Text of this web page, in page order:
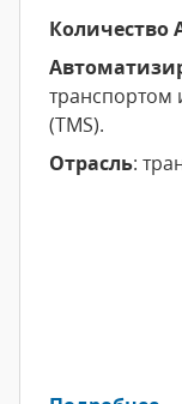
Количество
транспортом
(TMS).
Отрасль: